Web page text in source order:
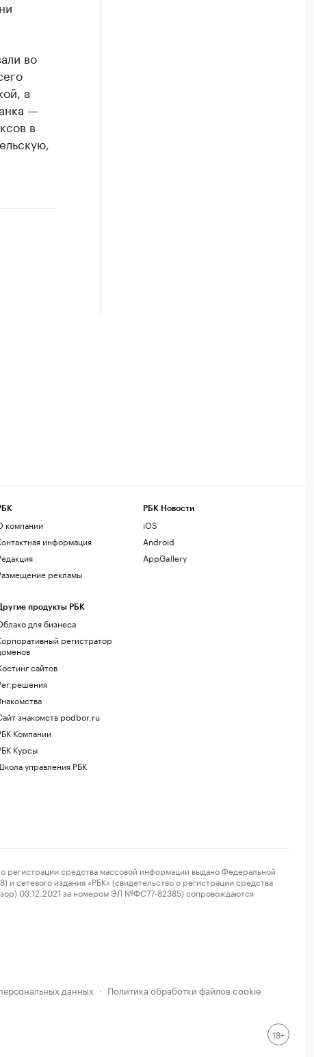
во
а
—
в
компании
информация
рекламы
продукты РБК
для бизнеса
регистратор
сайтов
знакомств podbor.ru
Компании
Курсы
управления РБК
РБК Новости
iOS
Android
AppGallery
средства массовой информации выдано Федеральной
издания «РБК» (свидетельство о регистрации средства
03.12.2021 за номером ЭЛ №ФС77-82385) сопровождаются
данных · Политика обработки файлов cookie
18+